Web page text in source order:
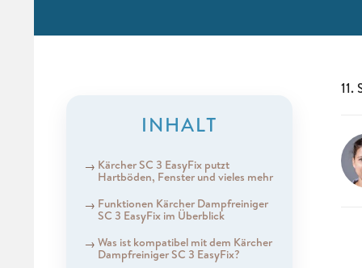
INHALT
Kärcher SC 3 EasyFix putzt
Hartböden, Fenster und vieles mehr
Funktionen Kärcher Dampfreiniger
SC 3 EasyFix im Überblick
Was ist kompatibel mit dem Kärcher
Dampfreiniger SC 3 EasyFix?
11.